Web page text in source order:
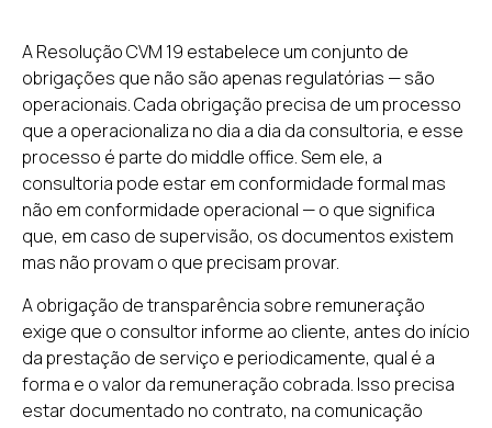
A Resolução CVM 19 estabelece um conjunto de
obrigações que não são apenas regulatórias — são
operacionais. Cada obrigação precisa de um processo
que a operacionaliza no dia a dia da consultoria, e esse
processo é parte do middle office. Sem ele, a
consultoria pode estar em conformidade formal mas
não em conformidade operacional — o que significa
que, em caso de supervisão, os documentos existem
mas não provam o que precisam provar.
A obrigação de transparência sobre remuneração
exige que o consultor informe ao cliente, antes do início
da prestação de serviço e periodicamente, qual é a
forma e o valor da remuneração cobrada. Isso precisa
estar documentado no contrato, na comunicação